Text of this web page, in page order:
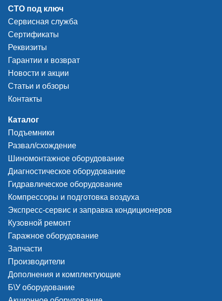
СТО под ключ
Сервисная служба
Сертификаты
Реквизиты
Гарантии и возврат
Новости и акции
Статьи и обзоры
Контакты
Каталог
Подъемники
Развал/схождение
Шиномонтажное оборудование
Диагностическое оборудование
Гидравлическое оборудование
Компрессоры и подготовка воздуха
Экспресс-сервис и заправка кондиционеров
Кузовной ремонт
Гаражное оборудование
Запчасти
Производители
Дополнения и комплектующие
Б\У оборудование